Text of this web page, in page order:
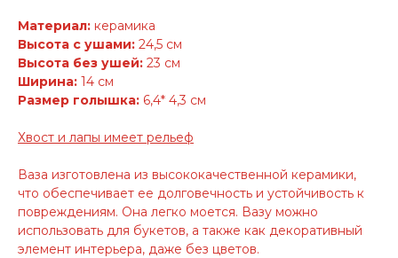
Материал: керамика
Высота с ушами: 24,5 см
Высота без ушей: 23 см
Ширина: 14 см
Размер голышка: 6,4* 4,3 см
Хвост и лапы имеет рельеф
Ваза изготовлена из высококачественной керамики,
что обеспечивает ее долговечность и устойчивость к
повреждениям. Она легко моется. Вазу можно
использовать для букетов, а также как декоративный
элемент интерьера, даже без цветов.